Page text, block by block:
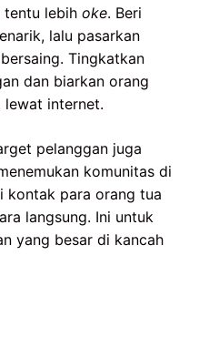
tentu lebih oke. Beri
lalu pasarkan
Tingkatkan
dan biarkan orang
lewat internet.
pelanggan juga
komunitas di
kontak para orang tua
langsung. Ini untuk
yang besar di kancah